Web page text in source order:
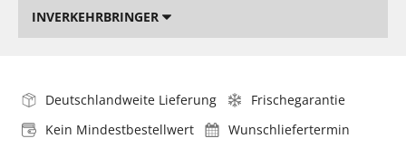
INVERKEHRBRINGER
Deutschlandweite Lieferung
Frischegarantie
Kein Mindestbestellwert
Wunschliefertermin